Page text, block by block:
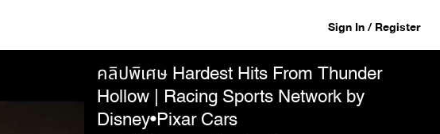
Sign In / Register
คลิปพิเศษ Hardest Hits From Thunder
Hollow | Racing Sports Network by
Disney•Pixar Cars